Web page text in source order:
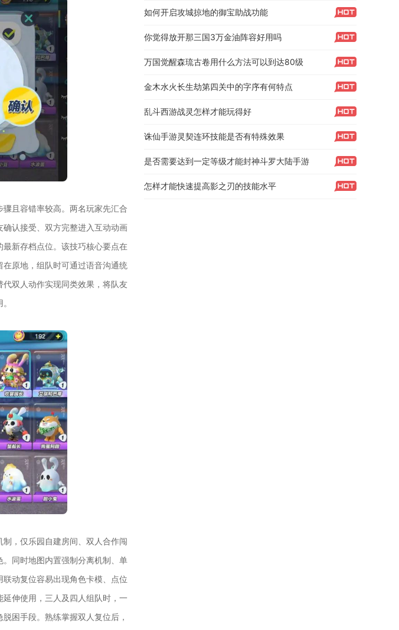
且容错率较高。两名玩家先汇合
认接受、双方完整进入互动动画
新存档点位。该技巧核心要点在
原地，组队时可通过语音沟通统
双人动作实现同类效果，将队友
，仅乐园自建房间、双人合作闯
同时地图内置强制分离机制、单
动复位容易出现角色卡模、点位
伸使用，三人及四人组队时，一
困手段。熟练掌握双人复位后，
如何开启攻城掠地的御宝助战功能
你觉得放开那三国3万金油阵容好用吗
万国觉醒森琉古卷用什么方法可以到达80级
金木水火长生劫第四关中的字序有何特点
乱斗西游战灵怎样才能玩得好
诛仙手游灵契连环技能是否有特殊效果
是否需要达到一定等级才能封神斗罗大陆手游
怎样才能快速提高影之刃的技能水平